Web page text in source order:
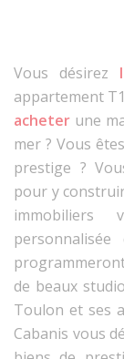
Vous désirez
appartement
acheter une
mer ? Vous
prestige ?
pour y
immobiliers
de beaux
Toulon et ses
Cabanis vous